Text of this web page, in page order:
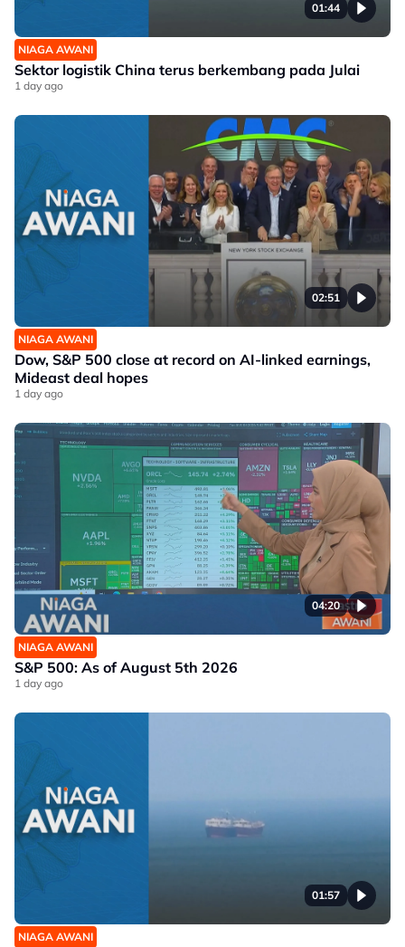
01:44
NIAGA AWANI
Sektor logistik China terus berkembang pada Julai
1 day ago
02:51
NIAGA AWANI
Dow, S&P 500 close at record on AI-linked earnings,
Mideast deal hopes
1 day ago
04:20
NIAGA AWANI
S&P 500: As of August 5th 2026
1 day ago
01:57
NIAGA AWANI